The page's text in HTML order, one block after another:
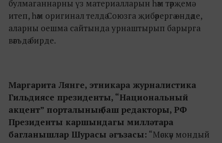
булмаганнарны үз материалларын һәм тәрҗемә
итеп, һәм оригинал телдә Союзга җибәрергә өндәде,
аларны оешма сайтында урнаштырып барырга
вәгъдә бирде.
Маргарита Лянге, этникара журналистика
Гильдиясе президенты, “Национальный
акцент” порталының баш редакторы, РФ
Президенты каршындагы милләтара
багланышлар Шурасы әгъзасы: “Мәскәү мондый